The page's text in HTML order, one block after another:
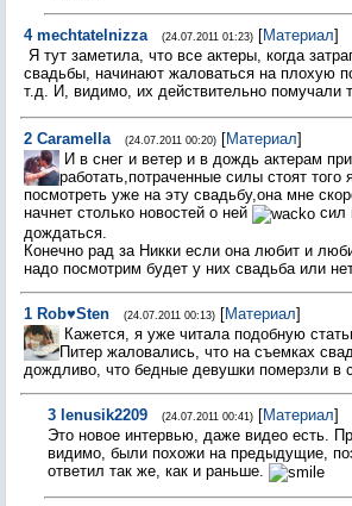
4 mechtatelnizza (24.07.2011 01:23) [Материал]
Я тут заметила, что все актеры, когда
свадьбы, начинают жаловаться на плохую
т.д. И, видимо, их действительно помучали
2 Caramella (24.07.2011 00:20) [Материал]
И в снег и ветер и в дождь актерам
работать,потраченные силы стоят
посмотреть уже на эту свадьбу,она мне
начнет столько новостей о ней
сил
дождаться.
Конечно рад за Никки если она любит и
надо посмотрим будет у них свадьба или
1 Rob♥Sten (24.07.2011 00:13) [Материал]
Кажется, я уже читала подобную
Питер жаловались, что на съемках
дождливо, что бедные девушки померзли в
3 lenusik2209 (24.07.2011 00:41) [Материал]
Это новое интервью, даже видео есть.
видимо, были похожи на предыдущие,
ответил так же, как и раньше.